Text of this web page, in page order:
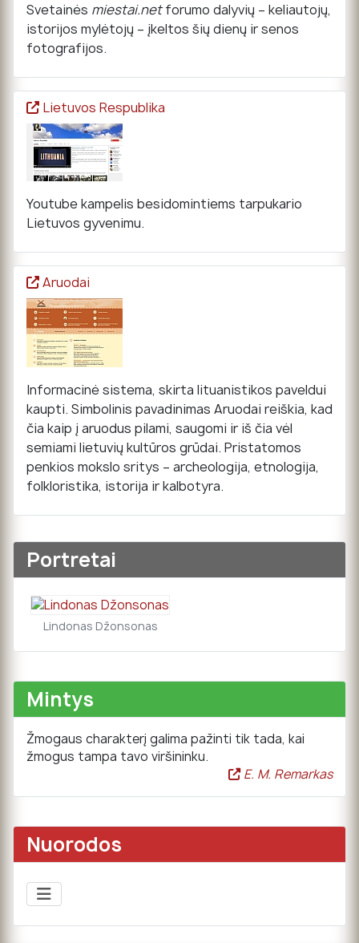
Svetainės miestai.netforumo dalyvių – keliautojų,
istorijos mylėtojų – įkeltos šių dienų ir senos
fotografijos.
Lietuvos Respublika
Youtube kampelis besidomintiems tarpukario
Lietuvos gyvenimu.
Aruodai
Informacinė sistema, skirta lituanistikos paveldui
kaupti. Simbolinis pavadinimas Aruodai reiškia, kad
čia kaip į aruodus pilami, saugomi ir iš čia vėl
semiami lietuvių kultūros grūdai. Pristatomos
penkios mokslo sritys – archeologija, etnologija,
folkloristika, istorija ir kalbotyra.
Portretai
Lindonas Džonsonas
Mintys
Žmogaus charakterį galima pažinti tik tada, kai
žmogus tampa tavo viršininku.
E. M. Remarkas
Nuorodos